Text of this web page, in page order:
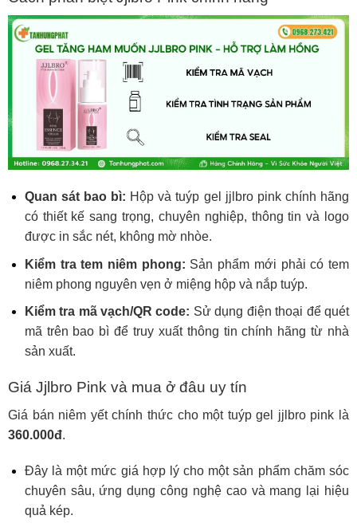
Quan sát bao bì: Hộp và tuýp gel jjlbro pink chính hãng
có thiết kế sang trọng, chuyên nghiệp, thông tin và logo
được in sắc nét, không mờ nhòe.
Kiểm tra tem niêm phong: Sản phẩm mới phải có tem
niêm phong nguyên vẹn ở miệng hộp và nắp tuýp.
Kiểm tra mã vạch/QR code: Sử dụng điện thoại để quét
mã trên bao bì để truy xuất thông tin chính hãng từ nhà
sản xuất.
Giá Jjlbro Pink và mua ở đâu uy tín
Giá bán niêm yết chính thức cho một tuýp gel jjlbro pink là
360.000đ.
Đây là một mức giá hợp lý cho một sản phẩm chăm sóc
chuyên sâu, ứng dụng công nghệ cao và mang lại hiệu
quả kép.